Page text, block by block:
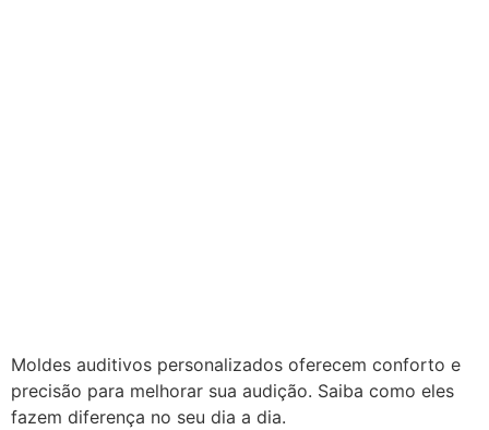
Moldes auditivos personalizados oferecem conforto e
precisão para melhorar sua audição. Saiba como eles
fazem diferença no seu dia a dia.